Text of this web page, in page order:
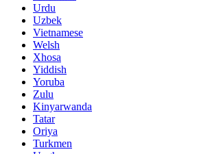
Urdu
Uzbek
Vietnamese
Welsh
Xhosa
Yiddish
Yoruba
Zulu
Kinyarwanda
Tatar
Oriya
Turkmen